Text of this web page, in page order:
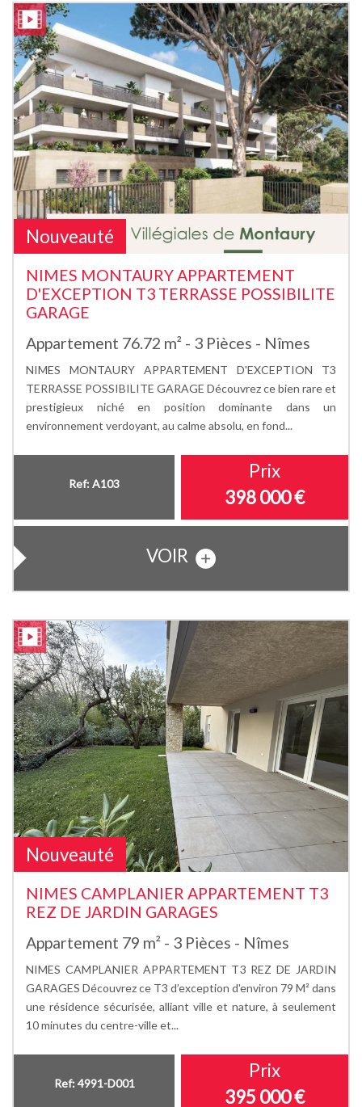
Nouveauté
NIMES MONTAURY APPARTEMENT
D'EXCEPTION T3 TERRASSE POSSIBILITE
GARAGE
Appartement 76.72 m² - 3 Pièces - Nîmes
NIMES MONTAURY APPARTEMENT D'EXCEPTION T3
TERRASSE POSSIBILITE GARAGE Découvrez ce bien rare et
prestigieux niché en position dominante dans un
environnement verdoyant, au calme absolu, en fond...
Ref: A103
Prix
398 000€
VOIR
Nouveauté
NIMES CAMPLANIER APPARTEMENT T3
REZ DE JARDIN GARAGES
Appartement 79 m² - 3 Pièces - Nîmes
NIMES CAMPLANIER APPARTEMENT T3 REZ DE JARDIN
GARAGES Découvrez ce T3 d’exception d'environ 79 M² dans
une résidence sécurisée, alliant ville et nature, à seulement
10 minutes du centre-ville et...
Ref: 4991-D001
Prix
395 000€